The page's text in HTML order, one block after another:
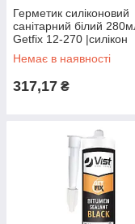
Герметик силіконовий
санітарний білий
Getfix 12-270 |силікон
Герметик силиконовый
санитарный белый
Немає в наявності
317,17 ₴